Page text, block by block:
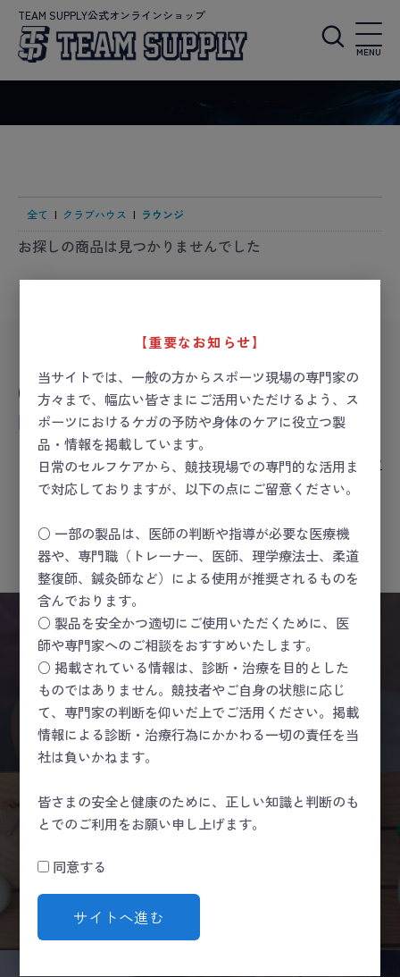
TEAM SUPPLY公式オンラインショップ
MENU
【重要なお知らせ】
当サイトでは、一般の方からスポーツ現場の専門家の
方々まで、幅広い皆さまにご活用いただけるよう、ス
ポーツにおけるケガの予防や身体のケアに役立つ製
品・情報を掲載しています。
日常のセルフケアから、競技現場での専門的な活用ま
で対応しておりますが、以下の点にご留意ください。
○ 一部の製品は、医師の判断や指導が必要な医療機
器や、専門職（トレーナー、医師、理学療法士、柔道
整復師、鍼灸師など）による使用が推奨されるものを
含んでおります。
○ 製品を安全かつ適切にご使用いただくために、医
師や専門家へのご相談をおすすめいたします。
○ 掲載されている情報は、診断・治療を目的とした
ものではありません。競技者やご自身の状態に応じ
て、専門家の判断を仰いだ上でご活用ください。掲載
情報による診断・治療行為にかかわる一切の責任を当
社は負いかねます。
皆さまの安全と健康のために、正しい知識と判断のも
とでのご利用をお願い申し上げます。
同意する
サイトへ進む
全て | クラブハウス | ラウンジ
お探しの商品は見つかりませんでした
CHECKED ITEM
閲覧商品
履歴を消す
FAQ
よくあるご質問
ショッピングガイド